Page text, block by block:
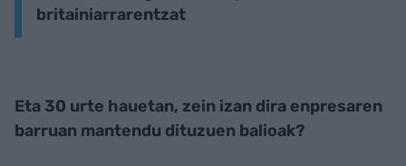
britainiarrarentzat
Eta 30 urte hauetan, zein izan dira enpresaren
barruan mantendu dituzuen balioak?